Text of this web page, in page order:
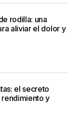
rodilla: una
aliviar el dolor y
el secreto
y